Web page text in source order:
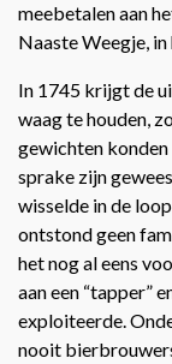
meebetalen aan
Naaste Weegje,
In 1745 krijgt de
waag te houden,
gewichten
sprake zijn
wisselde in de
ontstond geen
het nog al eens
aan een “tapper”
exploiteerde.
nooit